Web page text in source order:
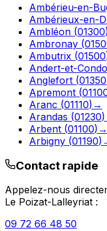
Ambérieu-en-
Ambérieux-en-
Ambléon (01300
Ambronay (
Ambutrix (01500
Andert-et-
Anglefort (01350
Apremont (
Aranc (01110) →
Arandas (01230)
Arbent (01100) →
Arbigny (01190)
Contact rapide
Appelez-nous
Le Poizat-Lalleyriat :
09 72 66 48 50